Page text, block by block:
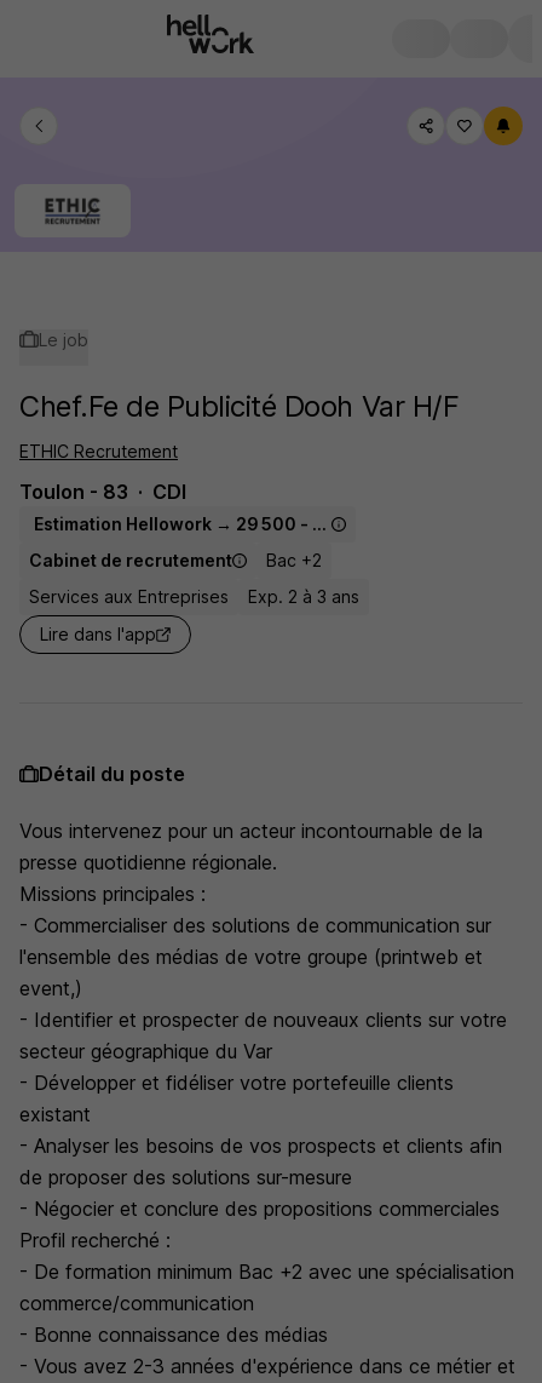
Le job
Chef.Fe de Publicité Dooh Var H/F
ETHIC Recrutement
Toulon - 83 CDI
Estimation Hellowork → 29 500 - 44 400 € / an
Cabinet de recrutement
Bac +2
Services aux Entreprises
Exp. 2 à 3 ans
Lire dans l'app
Détail du poste
Vous intervenez pour un acteur incontournable de la
presse quotidienne régionale.
Missions principales :
- Commercialiser des solutions de communication sur
l'ensemble des médias de votre groupe (printweb et
event,)
- Identifier et prospecter de nouveaux clients sur votre
secteur géographique du Var
- Développer et fidéliser votre portefeuille clients
existant
- Analyser les besoins de vos prospects et clients afin
de proposer des solutions sur-mesure
- Négocier et conclure des propositions commerciales
Profil recherché :
- De formation minimum Bac +2 avec une spécialisation
commerce/communication
- Bonne connaissance des médias
- Vous avez 2-3 années d'expérience dans ce métier et